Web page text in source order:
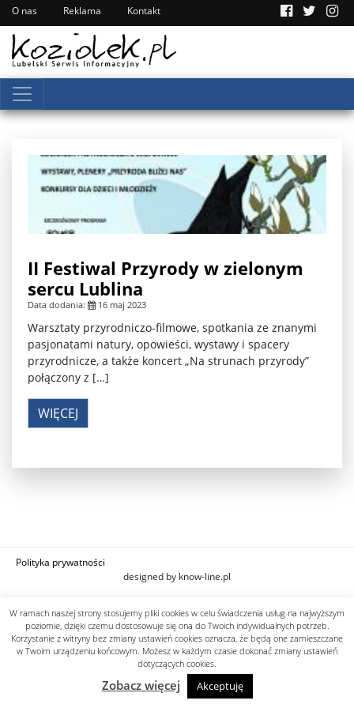
O nas Reklama Kontakt
II Festiwal Przyrody w zielonym
sercu Lublina
Data dodania: 16 maj 2023
Warsztaty przyrodniczo-filmowe, spotkania ze znanymi
pasjonatami natury, opowieści, wystawy i spacery
przyrodnicze, a także koncert „Na strunach przyrody”
połączony z […]
WIĘCEJ
Polityka prywatności
designed by know-line.pl
W ramach naszej strony stosujemy pliki cookies w celu świadczenia usług na najwyższym
poziomie, dzięki czemu dostosowuje się ona do Twoich indywidualnych potrzeb.
Korzystanie z witryny bez zmiany ustawień cookies oznacza, że będą one zamieszczane
w Twoim urządzeniu końcowym. Możesz w każdym czasie dokonać zmiany ustawień
dotyczących cookies.
Zobacz więcej Akceptuję